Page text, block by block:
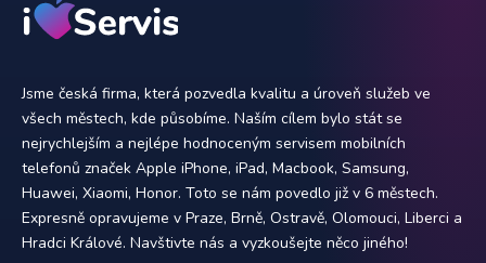
Jsme česká firma, která pozvedla kvalitu a úroveň služeb ve
všech městech, kde působíme. Naším cílem bylo stát se
nejrychlejším a nejlépe hodnoceným servisem mobilních
telefonů značek Apple iPhone, iPad, Macbook, Samsung,
Huawei, Xiaomi, Honor. Toto se nám povedlo již v 6 městech.
Expresně opravujeme v Praze, Brně, Ostravě, Olomouci, Liberci a
Hradci Králové. Navštivte nás a vyzkoušejte něco jiného!